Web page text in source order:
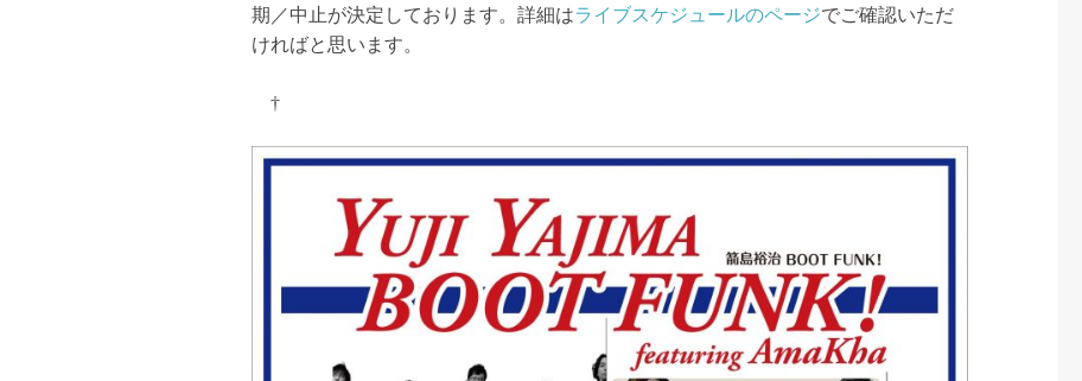
期／中止が決定しております。詳細はライブスケジュールのページでご確認いただ
ければと 思います。
†